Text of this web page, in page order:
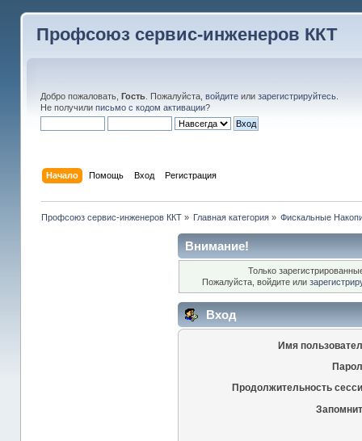
Профсоюз сервис-инженеров ККТ
Добро пожаловать, Гость. Пожалуйста, войдитеили зарегистрируйтесь.
Не получили письмо с кодом активации?
Начало Помощь Вход Регистрация
Профсоюз сервис-инженеров ККТ» Главная категория » Фискальные
Внимание!
Только
Пожалуйста, войдите или
Вход
Имя
Продолжительность